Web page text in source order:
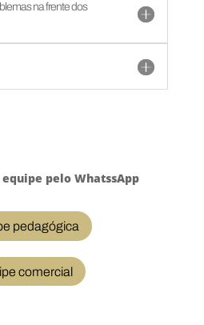
na frente dos
equipe pelo WhatssApp
pedagógica
comercial